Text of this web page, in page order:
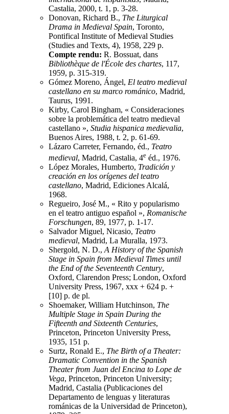
Castalia, 2000, t. 1, p. 3-28.
Donovan, Richard B., The Liturgical
Drama in Medieval Spain, Toronto,
Pontifical Institute of Medieval Studies
(Studies and Texts, 4), 1958, 229 p.
Compte rendu: R. Bossuat, dans
Bibliothèque de l'École des chartes, 117,
1959, p. 315-319.
Gómez Moreno, Ángel, El teatro medieval
castellano en su marco románico, Madrid,
Taurus, 1991.
Kirby, Carol Bingham, « Consideraciones
sobre la problemática del teatro medieval
castellano », Studia hispanica medievalia,
Buenos Aires, 1988, t. 2, p. 61-69.
Lázaro Carreter, Fernando, éd., Teatro
medieval, Madrid, Castalia, 4e éd., 1976.
López Morales, Humberto, Tradición y
creación en los orígenes del teatro
castellano, Madrid, Ediciones Alcalá,
1968.
Regueiro, José M., « Rito y popularismo
en el teatro antiguo español », Romanische
Forschungen, 89, 1977, p. 1-17.
Salvador Miguel, Nicasio, Teatro
medieval, Madrid, La Muralla, 1973.
Shergold, N. D., A History of the Spanish
Stage in Spain from Medieval Times until
the End of the Seventeenth Century,
Oxford, Clarendon Press; London, Oxford
University Press, 1967, xxx + 624 p. +
[10] p. de pl.
Shoemaker, William Hutchinson, The
Multiple Stage in Spain During the
Fifteenth and Sixteenth Centuries,
Princeton, Princeton University Press,
1935, 151 p.
Surtz, Ronald E., The Birth of a Theater:
Dramatic Convention in the Spanish
Theater from Juan del Encina to Lope de
Vega, Princeton, Princeton University;
Madrid, Castalia (Publicaciones del
Departamento de lenguas y literaturas
románicas de la Universidad de Princeton),